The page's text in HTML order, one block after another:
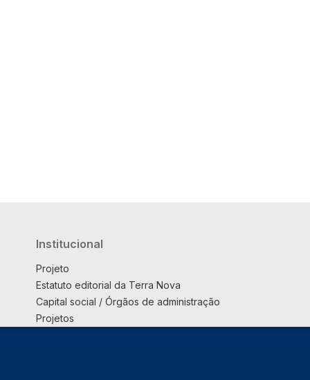
Institucional
Projeto
Estatuto editorial da Terra Nova
Capital social / Órgãos de administração
Projetos